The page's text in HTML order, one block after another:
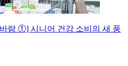
람 ①] 시니어 건강 소비의 새 풍